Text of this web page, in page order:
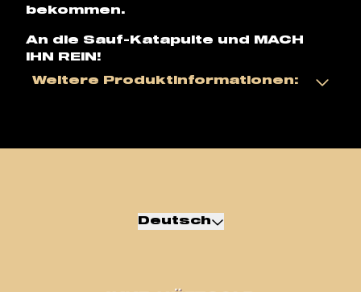
bekommen.
An die Sauf-Katapulte und MACH
IHN REIN!
Weitere Produktinformationen:
Deutsch